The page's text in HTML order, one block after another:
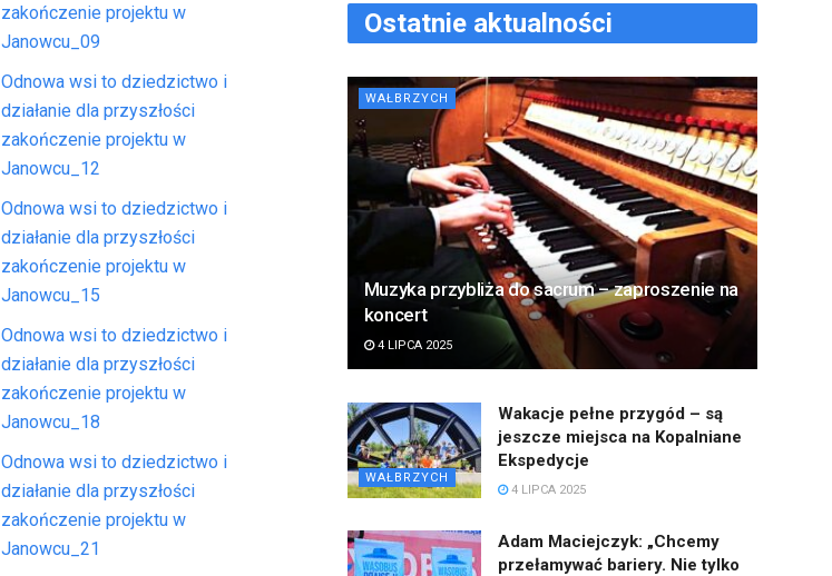
zakończenie projektu w
Janowcu_09
Odnowa wsi to dziedzictwo i
działanie dla przyszłości
zakończenie projektu w
Janowcu_12
Odnowa wsi to dziedzictwo i
działanie dla przyszłości
zakończenie projektu w
Janowcu_15
Odnowa wsi to dziedzictwo i
działanie dla przyszłości
zakończenie projektu w
Janowcu_18
Odnowa wsi to dziedzictwo i
działanie dla przyszłości
zakończenie projektu w
Janowcu_21
Ostatnie aktualności
WAŁBRZYCH
Muzyka przybliża do sacrum – zaproszenie na
koncert
4 LIPCA 2025
WAŁBRZYCH
Wakacje pełne przygód – są
jeszcze miejsca na Kopalniane
Ekspedycje
4 LIPCA 2025
Adam Maciejczyk: „Chcemy
przełamywać bariery. Nie tylko